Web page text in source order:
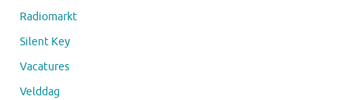
Radiomarkt
Silent Key
Vacatures
Velddag